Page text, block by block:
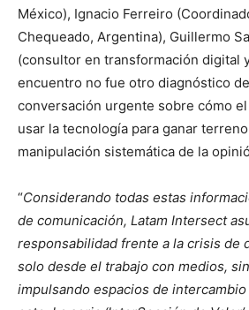
México), Ignacio Ferreiro
Chequeado, Argentina), Guillermo
(consultor en transformación digital
encuentro no fue otro diagnóstico
conversación urgente sobre cómo
usar la tecnología para ganar
manipulación sistemática de la
“Considerando todas estas
de comunicación, Latam Intersect
responsabilidad frente a la crisis de
solo desde el trabajo con medios,
impulsando espacios de